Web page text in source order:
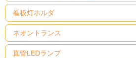
看板灯ホルダ
ネオントランス
直管LEDランプ